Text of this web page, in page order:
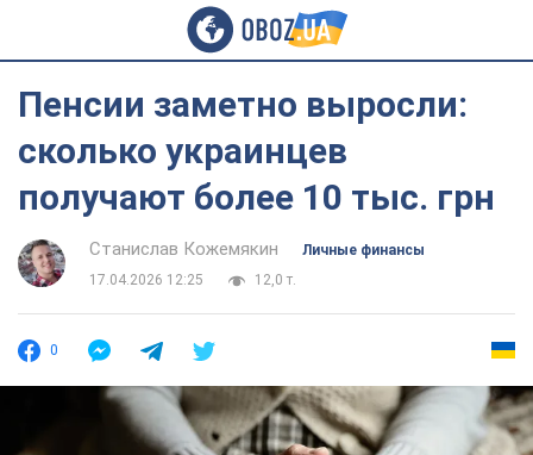
Пенсии заметно выросли:
сколько украинцев
получают более 10 тыс. грн
Станислав Кожемякин
Личные финансы
17.04.2026 12:25
12,0 т.
0